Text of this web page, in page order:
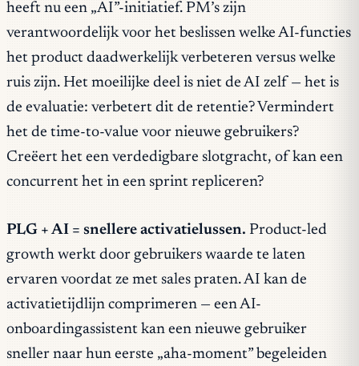
heeft nu een „AI”-initiatief. PM’s zijn
verantwoordelijk voor het beslissen welke AI-functies
het product daadwerkelijk verbeteren versus welke
ruis zijn. Het moeilijke deel is niet de AI zelf — het is
de evaluatie: verbetert dit de retentie? Vermindert
het de time-to-value voor nieuwe gebruikers?
Creëert het een verdedigbare slotgracht, of kan een
concurrent het in een sprint repliceren?
PLG + AI = snellere activatielussen. Product-led
growth werkt door gebruikers waarde te laten
ervaren voordat ze met sales praten. AI kan de
activatietijdlijn comprimeren — een AI-
onboardingassistent kan een nieuwe gebruiker
sneller naar hun eerste „aha-moment” begeleiden